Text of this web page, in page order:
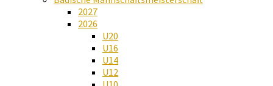
2027
2026
U20
U16
U14
U12